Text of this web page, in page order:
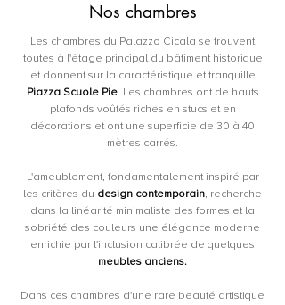
Nos chambres
Les chambres du Palazzo Cicala se trouvent
toutes à l'étage principal du bâtiment historique
et donnent sur la caractéristique et tranquille
Piazza Scuole Pie. Les chambres ont de hauts
plafonds voûtés riches en stucs et en
décorations et ont une superficie de 30 à 40
mètres carrés.
L'ameublement, fondamentalement inspiré par
les critères du design contemporain, recherche
dans la linéarité minimaliste des formes et la
sobriété des couleurs une élégance moderne
enrichie par l'inclusion calibrée de quelques
meubles anciens.
Dans ces chambres d'une rare beauté artistique